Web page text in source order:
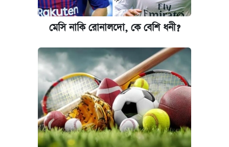
মেসি নাকি রোনালদো, কে বেশি ধনী?